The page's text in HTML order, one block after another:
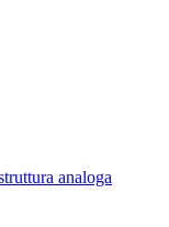
analoga